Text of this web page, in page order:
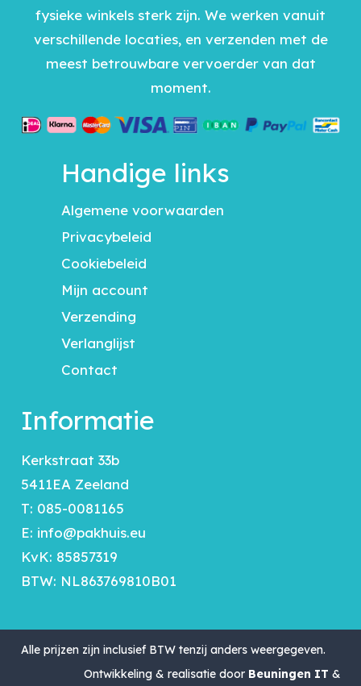
fysieke winkels sterk zijn. We werken vanuit
verschillende locaties, en verzenden met de
meest betrouwbare vervoerder van dat
moment.
Handige links
Algemene voorwaarden
Privacybeleid
Cookiebeleid
Mijn account
Verzending
Verlanglijst
Contact
Informatie
Kerkstraat 33b
5411EA Zeeland
T: 085-0081165
E: info@pakhuis.eu
KvK: 85857319
BTW: NL863769810B01
Alle prijzen zijn inclusief BTW tenzij anders weergegeven.
Ontwikkeling & realisatie door Beuningen IT &